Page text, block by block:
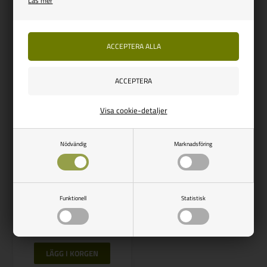
Nödvändig Marknadsföring
Funktionell Statistisk
Visa cookie-detaljer
REMIS
Ducato X290 från 2014 beige
4.955,00 SEK